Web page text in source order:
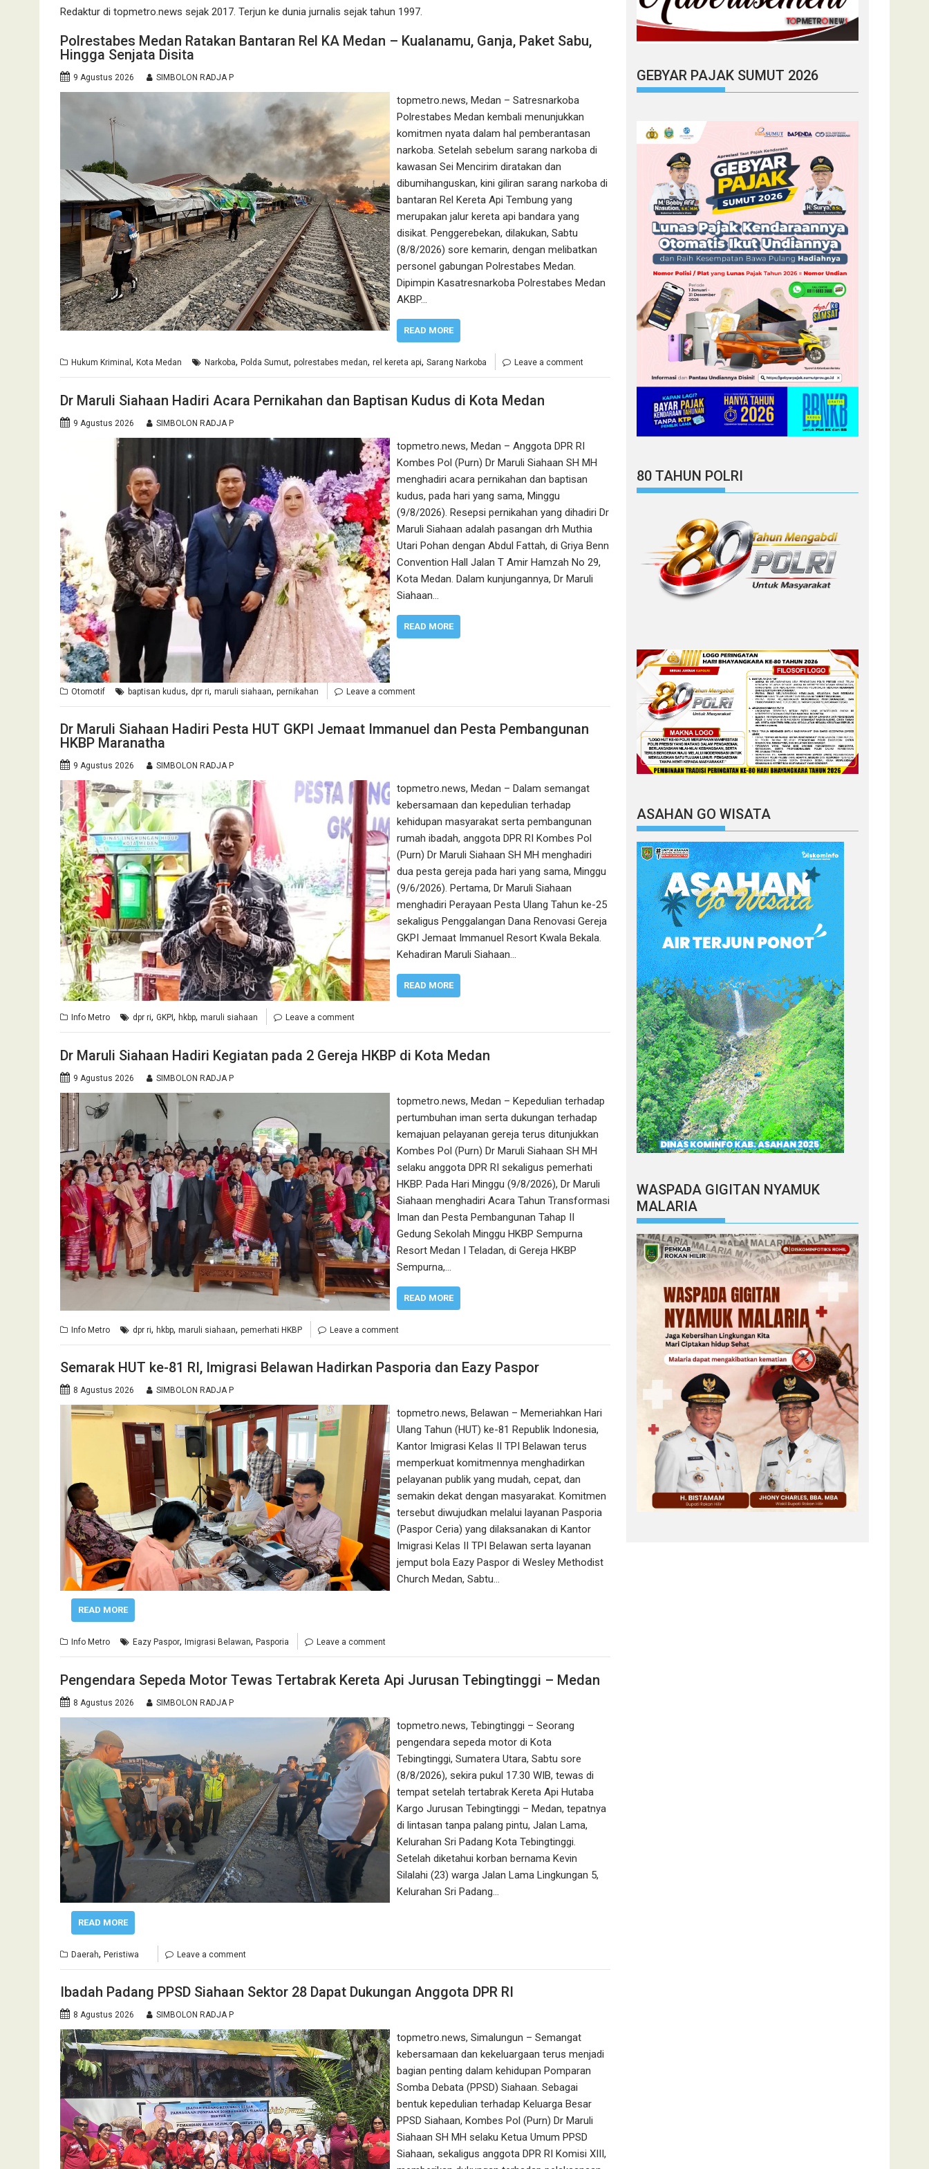
Redaktur di topmetro.news sejak 2017. Terjun ke dunia jurnalis sejak tahun 1997.
Polrestabes Medan Ratakan Bantaran Rel KA Medan – Kualanamu, Ganja, Paket Sabu,
Hingga Senjata Disita
9 Agustus 2026 SIMBOLON RADJA P
topmetro.news, Medan – Satresnarkoba
Polrestabes Medan kembali menunjukkan
komitmen nyata dalam hal pemberantasan
narkoba. Setelah sebelum sarang narkoba di
kawasan Sei Mencirim diratakan dan
dibumihanguskan, kini giliran sarang narkoba di
bantaran Rel Kereta Api Tembung yang
merupakan jalur kereta api bandara yang
disikat. Penggerebekan, dilakukan, Sabtu
(8/8/2026) sore kemarin, dengan melibatkan
personel gabungan Polrestabes Medan.
Dipimpin Kasatresnarkoba Polrestabes Medan
AKBP…
READ MORE
Hukum Kriminal , Kota Medan Narkoba, Polda Sumut, polrestabes medan, rel kereta api, Sarang Narkoba Leave a comment
Dr Maruli Siahaan Hadiri Acara Pernikahan dan Baptisan Kudus di Kota Medan
9 Agustus 2026 SIMBOLON RADJA P
topmetro.news, Medan – Anggota DPR RI
Kombes Pol (Purn) Dr Maruli Siahaan SH MH
menghadiri acara pernikahan dan baptisan
kudus, pada hari yang sama, Minggu
(9/8/2026). Resepsi pernikahan yang dihadiri Dr
Maruli Siahaan adalah pasangan drh Muthia
Utari Pohan dengan Abdul Fattah, di Griya Benn
Convention Hall Jalan T Amir Hamzah No 29,
Kota Medan. Dalam kunjungannya, Dr Maruli
Siahaan…
READ MORE
Otomotif baptisan kudus, dpr ri, maruli siahaan, pernikahan Leave a comment
Dr Maruli Siahaan Hadiri Pesta HUT GKPI Jemaat Immanuel dan Pesta Pembangunan
HKBP Maranatha
9 Agustus 2026 SIMBOLON RADJA P
topmetro.news, Medan – Dalam semangat
kebersamaan dan kepedulian terhadap
kehidupan masyarakat serta pembangunan
rumah ibadah, anggota DPR RI Kombes Pol
(Purn) Dr Maruli Siahaan SH MH menghadiri
dua pesta gereja pada hari yang sama, Minggu
(9/6/2026). Pertama, Dr Maruli Siahaan
menghadiri Perayaan Pesta Ulang Tahun ke-25
sekaligus Penggalangan Dana Renovasi Gereja
GKPI Jemaat Immanuel Resort Kwala Bekala.
Kehadiran Maruli Siahaan…
READ MORE
Info Metro dpr ri, GKPI , hkbp, maruli siahaan Leave a comment
Dr Maruli Siahaan Hadiri Kegiatan pada 2 Gereja HKBP di Kota Medan
9 Agustus 2026 SIMBOLON RADJA P
topmetro.news, Medan – Kepedulian terhadap
pertumbuhan iman serta dukungan terhadap
kemajuan pelayanan gereja terus ditunjukkan
Kombes Pol (Purn) Dr Maruli Siahaan SH MH
selaku anggota DPR RI sekaligus pemerhati
HKBP. Pada Hari Minggu (9/8/2026), Dr Maruli
Siahaan menghadiri Acara Tahun Transformasi
Iman dan Pesta Pembangunan Tahap II
Gedung Sekolah Minggu HKBP Sempurna
Resort Medan I Teladan, di Gereja HKBP
Sempurna,…
READ MORE
Info Metro dpr ri, hkbp, maruli siahaan, pemerhati HKBP Leave a comment
Semarak HUT ke-81 RI, Imigrasi Belawan Hadirkan Pasporia dan Eazy Paspor
8 Agustus 2026 SIMBOLON RADJA P
topmetro.news, Belawan – Memeriahkan Hari
Ulang Tahun (HUT) ke-81 Republik Indonesia,
Kantor Imigrasi Kelas II TPI Belawan terus
memperkuat komitmennya menghadirkan
pelayanan publik yang mudah, cepat, dan
semakin dekat dengan masyarakat. Komitmen
tersebut diwujudkan melalui layanan Pasporia
(Paspor Ceria) yang dilaksanakan di Kantor
Imigrasi Kelas II TPI Belawan serta layanan
jemput bola Eazy Paspor di Wesley Methodist
Church Medan, Sabtu…
READ MORE
Info Metro Eazy Paspor, Imigrasi Belawan, Pasporia Leave a comment
Pengendara Sepeda Motor Tewas Tertabrak Kereta Api Jurusan Tebingtinggi – Medan
8 Agustus 2026 SIMBOLON RADJA P
topmetro.news, Tebingtinggi – Seorang
pengendara sepeda motor di Kota
Tebingtinggi, Sumatera Utara, Sabtu sore
(8/8/2026), sekira pukul 17.30 WIB, tewas di
tempat setelah tertabrak Kereta Api Hutaba
Kargo Jurusan Tebingtinggi – Medan, tepatnya
di lintasan tanpa palang pintu, Jalan Lama,
Kelurahan Sri Padang Kota Tebingtinggi.
Setelah diketahui korban bernama Kevin
Silalahi (23) warga Jalan Lama Lingkungan 5,
Kelurahan Sri Padang…
READ MORE
Daerah, Peristiwa Leave a comment
Ibadah Padang PPSD Siahaan Sektor 28 Dapat Dukungan Anggota DPR RI
8 Agustus 2026 SIMBOLON RADJA P
topmetro.news, Simalungun – Semangat
kebersamaan dan kekeluargaan terus menjadi
bagian penting dalam kehidupan Pomparan
Somba Debata (PPSD) Siahaan. Sebagai
bentuk kepedulian terhadap Keluarga Besar
PPSD Siahaan, Kombes Pol (Purn) Dr Maruli
Siahaan SH MH selaku Ketua Umum PPSD
Siahaan, sekaligus anggota DPR RI Komisi XIII,
GEBYAR PAJAK SUMUT 2026
80 TAHUN POLRI
ASAHAN GO WISATA
WASPADA GIGITAN NYAMUK
MALARIA